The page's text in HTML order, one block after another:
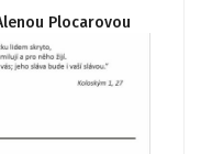
Plocarovou